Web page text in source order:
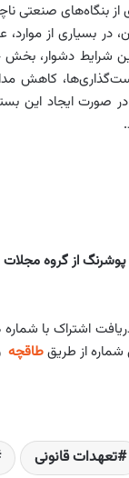
بنگاه‌های صنعتی
در بسیاری از
شرایط دشوار،
کاهش
صورت ایجاد این
شماره از طریقطاقچه
تعهدات قانونی